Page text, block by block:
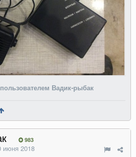
пользователем Вадик-рыбак
983
июня 2018